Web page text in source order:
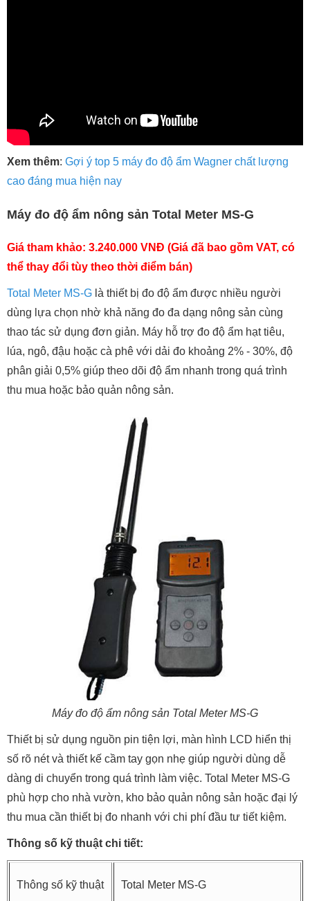
Xem thêm: Gợi ý top 5 máy đo độ ẩm Wagner chất lượng
cao đáng mua hiện nay
Máy đo độ ẩm nông sản Total Meter MS-G
Giá tham khảo: 3.240.000 VNĐ (Giá đã bao gồm VAT, có
thể thay đổi tùy theo thời điểm bán)
Total Meter MS-G là thiết bị đo độ ẩm được nhiều người
dùng lựa chọn nhờ khả năng đo đa dạng nông sản cùng
thao tác sử dụng đơn giản. Máy hỗ trợ đo độ ẩm hạt tiêu,
lúa, ngô, đậu hoặc cà phê với dải đo khoảng 2% - 30%, độ
phân giải 0,5% giúp theo dõi độ ẩm nhanh trong quá trình
thu mua hoặc bảo quản nông sản.
Máy đo độ ẩm nông sản Total Meter MS-G
Thiết bị sử dụng nguồn pin tiện lợi, màn hình LCD hiển thị
số rõ nét và thiết kế cầm tay gọn nhẹ giúp người dùng dễ
dàng di chuyển trong quá trình làm việc. Total Meter MS-G
phù hợp cho nhà vườn, kho bảo quản nông sản hoặc đại lý
thu mua cần thiết bị đo nhanh với chi phí đầu tư tiết kiệm.
Thông số kỹ thuật chi tiết:
Thông số kỹ thuật Total Meter MS-G